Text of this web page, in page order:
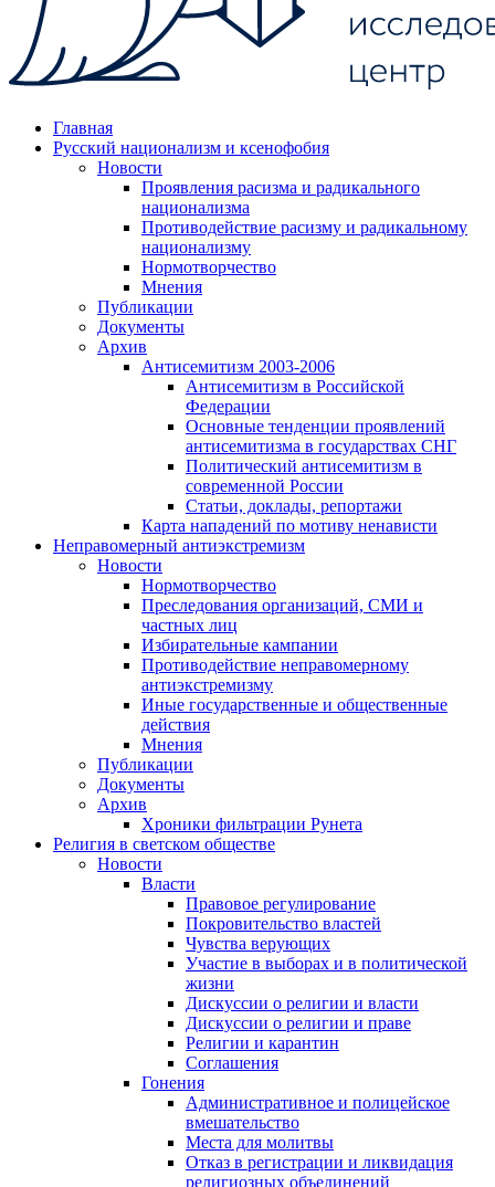
Главная
Русский национализм и ксенофобия
Новости
Проявления расизма и радикального
национализма
Противодействие расизму и радикальному
национализму
Нормотворчество
Мнения
Публикации
Документы
Архив
Антисемитизм 2003-2006
Антисемитизм в Российской
Федерации
Основные тенденции проявлений
антисемитизма в государствах СНГ
Политический антисемитизм в
современной России
Статьи, доклады, репортажи
Карта нападений по мотиву ненависти
Неправомерный антиэкстремизм
Новости
Нормотворчество
Преследования организаций, СМИ и
частных лиц
Избирательные кампании
Противодействие неправомерному
антиэкстремизму
Иные государственные и общественные
действия
Мнения
Публикации
Документы
Архив
Хроники фильтрации Рунета
Религия в светском обществе
Новости
Власти
Правовое регулирование
Покровительство властей
Чувства верующих
Участие в выборах и в политической
жизни
Дискуссии о религии и власти
Дискуссии о религии и праве
Религии и карантин
Соглашения
Гонения
Административное и полицейское
вмешательство
Места для молитвы
Отказ в регистрации и ликвидация
религиозных объединений